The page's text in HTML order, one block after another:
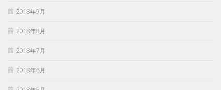
2018年9月
2018年8月
2018年7月
2018年6月